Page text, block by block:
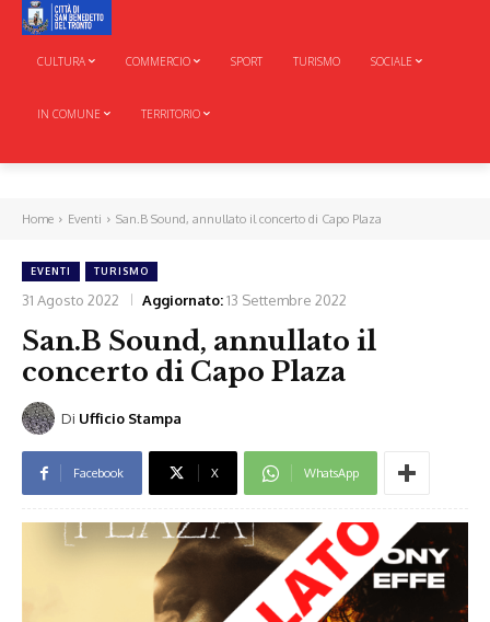
CULTURA COMMERCIO SPORT TURISMO SOCIALE
IN COMUNE TERRITORIO
Home Eventi San.B Sound, annullato il concerto di Capo Plaza
EVENTI TURISMO
31 Agosto 2022 Aggiornato:13 Settembre 2022
San.B Sound, annullato il
concerto di Capo Plaza
Di Ufficio Stampa
Facebook X WhatsApp